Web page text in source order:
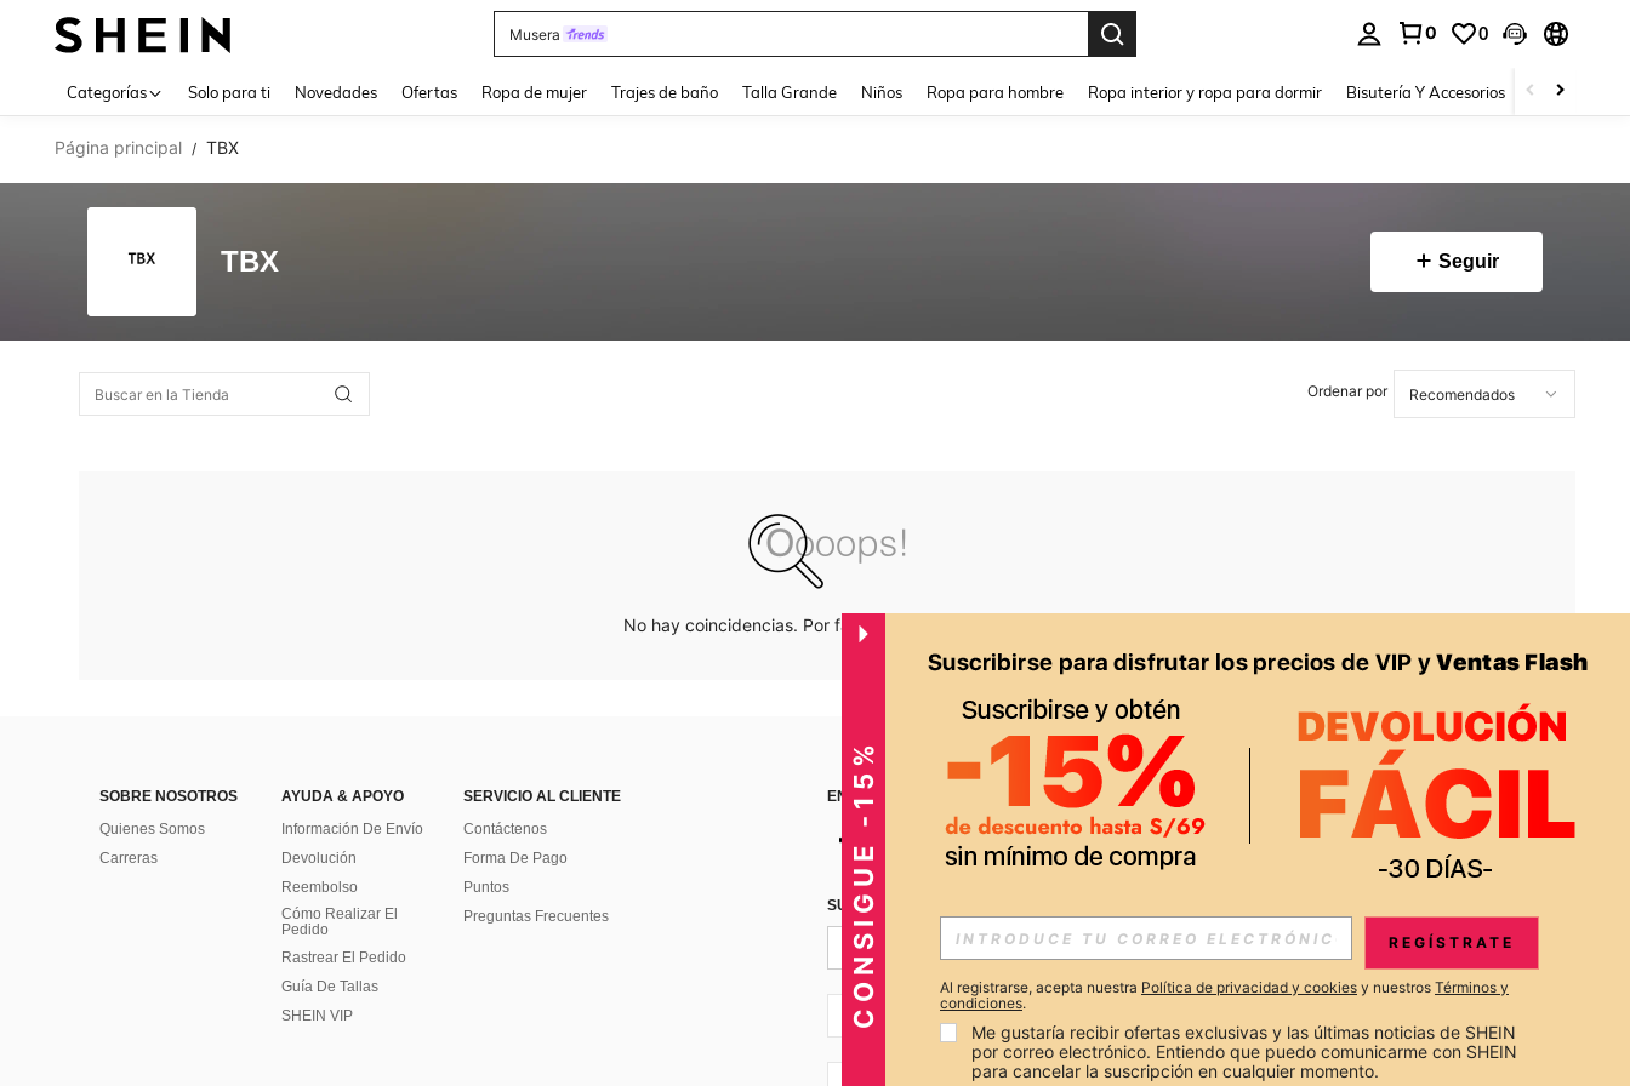
Musera
0 0
Categorías Solo para ti Novedades Ofertas Ropa de mujer Trajes de baño Talla Grande Niños Ropa para hombre Ropa interior y ropa para dormir Bisutería Y Accesorios Zapatos
Página principal / TBX
TBX Seguir
Ordenar por
No hay coincidencias. Por favor inténtalo de nuevo.
SOBRE NOSOTROS
Quienes Somos
Carreras
AYUDA & APOYO
Información De Envío
Devolución
Reembolso
Cómo Realizar El
Pedido
Rastrear El Pedido
Guía De Tallas
SHEIN VIP
SERVICIO AL CLIENTE
Contáctenos
Forma De Pago
Puntos
Preguntas Frecuentes
ENCUÉNTRANOS EN APP
SUSCRÍBETE PARA RECIBIR OFERTAS EXCLUSIVAS, PROMOCIONES Y NOTICIAS DE SHEIN
Suscribir
PE + 51
CONSIGUE -15% REGÍSTRATE
Al registrarse, acepta nuestra Política de privacidad y cookies y nuestros Términos y
condiciones.
Me gustaría recibir ofertas exclusivas y las últimas noticias de SHEIN
por correo electrónico. Entiendo que puedo comunicarme con SHEIN
para cancelar la suscripción en cualquier momento.